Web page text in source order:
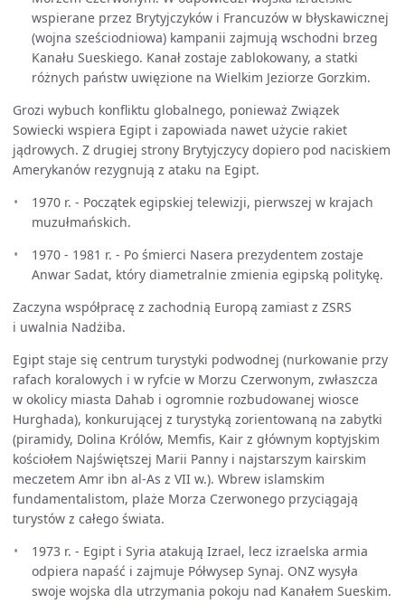
wspierane przez Brytyjczyków i Francuzów w błyskawicznej
(wojna sześciodniowa) kampanii zajmują wschodni brzeg
Kanału Sueskiego. Kanał zostaje zablokowany, a statki
różnych państw uwięzione na Wielkim Jeziorze Gorzkim.
Grozi wybuch konfliktu globalnego, ponieważ Związek
Sowiecki wspiera Egipt i zapowiada nawet użycie rakiet
jądrowych. Z drugiej strony Brytyjczycy dopiero pod naciskiem
Amerykanów rezygnują z ataku na Egipt.
1970 r. - Początek egipskiej telewizji, pierwszej w krajach
muzułmańskich.
1970 - 1981 r. - Po śmierci Nasera prezydentem zostaje
Anwar Sadat, który diametralnie zmienia egipską politykę.
Zaczyna współpracę z zachodnią Europą zamiast z ZSRS
i uwalnia Nadżiba.
Egipt staje się centrum turystyki podwodnej (nurkowanie przy
rafach koralowych i w ryfcie w Morzu Czerwonym, zwłaszcza
w okolicy miasta Dahab i ogromnie rozbudowanej wiosce
Hurghada), konkurującej z turystyką zorientowaną na zabytki
(piramidy, Dolina Królów, Memfis, Kair z głównym koptyjskim
kościołem Najświętszej Marii Panny i najstarszym kairskim
meczetem Amr ibn al-As z VII w.). Wbrew islamskim
fundamentalistom, plaże Morza Czerwonego przyciągają
turystów z całego świata.
1973 r. - Egipt i Syria atakują Izrael, lecz izraelska armia
odpiera napaść i zajmuje Półwysep Synaj. ONZ wysyła
swoje wojska dla utrzymania pokoju nad Kanałem Sueskim.